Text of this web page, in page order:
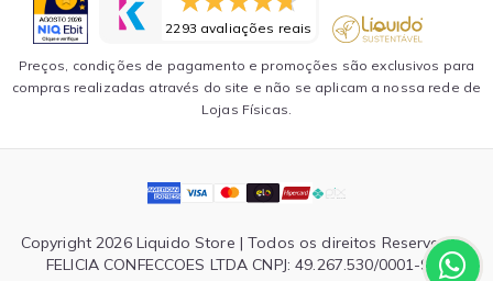
2293 avaliações reais
Preços, condições de pagamento e promoções são exclusivos para
compras realizadas através do site e não se aplicam a nossa rede de
Lojas Físicas.
Copyright 2026 Liquido Store | Todos os direitos Reservados.
FELICIA CONFECCOES LTDA CNPJ: 49.267.530/0001-90 |